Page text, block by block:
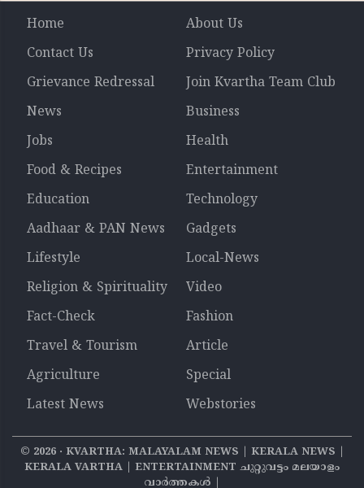
Home
About Us
Contact Us
Privacy Policy
Grievance Redressal
Join Kvartha Team Club
News
Business
Jobs
Health
Food & Recipes
Entertainment
Education
Technology
Aadhaar & PAN News
Gadgets
Lifestyle
Local-News
Religion & Spirituality
Video
Fact-Check
Fashion
Travel & Tourism
Article
Agriculture
Special
Latest News
Webstories
© 2026‧ KVARTHA: MALAYALAM NEWS | KERALA NEWS |
KERALA VARTHA | ENTERTAINMENT ചുറ്റുവട്ടം മലയാളം
വാര്‍ത്തകൾ |